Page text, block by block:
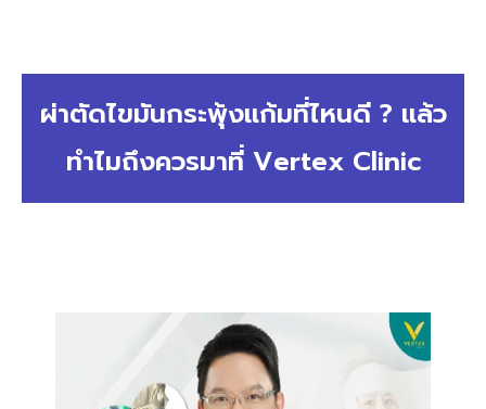
ผ่าตัดไขมันกระพุ้งแก้มที่ไหนดี ? แล้ว
ทำไมถึงควรมาที่ Vertex Clinic